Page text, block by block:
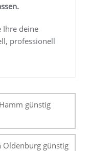
Ihre deine
professionell
günstig
Oldenburg günstig